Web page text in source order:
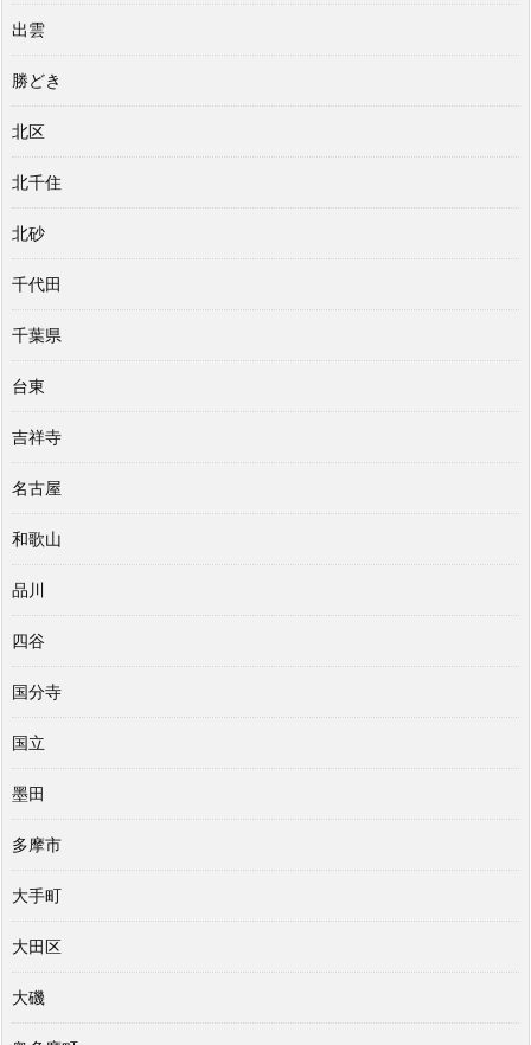
出雲
勝どき
北区
北千住
北砂
千代田
千葉県
台東
吉祥寺
名古屋
和歌山
品川
四谷
国分寺
国立
墨田
多摩市
大手町
大田区
大磯